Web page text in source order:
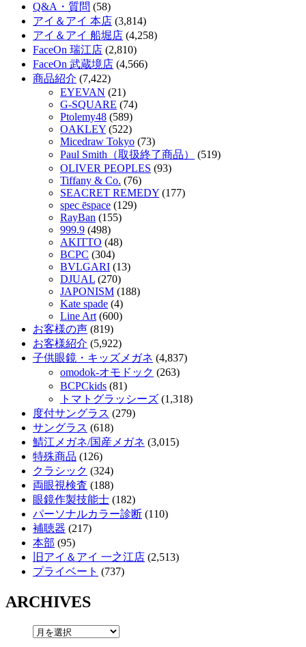
Q&A・質問 (58)
アイ＆アイ 本店 (3,814)
アイ＆アイ 船堀店 (4,258)
FaceOn 瑞江店 (2,810)
FaceOn 武蔵境店 (4,566)
商品紹介 (7,422)
EYEVAN (21)
G-SQUARE (74)
Ptolemy48 (589)
OAKLEY (522)
Micedraw Tokyo (73)
Paul Smith（取扱終了商品）
(519)
OLIVER PEOPLES (93)
Tiffany & Co. (76)
SEACRET REMEDY (177)
spec ēspace (129)
RayBan (155)
999.9 (498)
AKITTO (48)
BCPC (304)
BVLGARI (13)
DJUAL (270)
JAPONISM (188)
Kate spade (4)
Line Art (600)
お客様の声 (819)
お客様紹介 (5,922)
子供眼鏡・キッズメガネ (4,837)
omodok-オモドック (263)
BCPCkids (81)
トマトグラッシーズ (1,318)
度付サングラス (279)
サングラス (618)
鯖江メガネ/国産メガネ (3,015)
特殊商品 (126)
クラシック (324)
両眼視検査 (188)
眼鏡作製技能士 (182)
パーソナルカラー診断 (110)
補聴器 (217)
本部 (95)
旧アイ＆アイ 一之江店 (2,513)
プライベート (737)
ARCHIVES